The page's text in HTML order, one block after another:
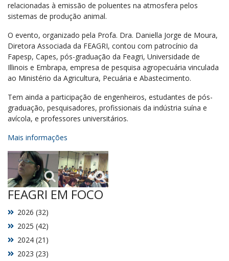
relacionadas à emissão de poluentes na atmosfera pelos
sistemas de produção animal.
O evento, organizado pela Profa. Dra. Daniella Jorge de Moura,
Diretora Associada da FEAGRI, contou com patrocínio da
Fapesp, Capes, pós-graduação da Feagri, Universidade de
Illinois e Embrapa, empresa de pesquisa agropecuária vinculada
ao Ministério da Agricultura, Pecuária e Abastecimento.
Tem ainda a participação de engenheiros, estudantes de pós-
graduação, pesquisadores, profissionais da indústria suína e
avícola, e professores universitários.
Mais informações
FEAGRI EM FOCO
2023 (23)
2024 (21)
2025 (42)
2026 (32)